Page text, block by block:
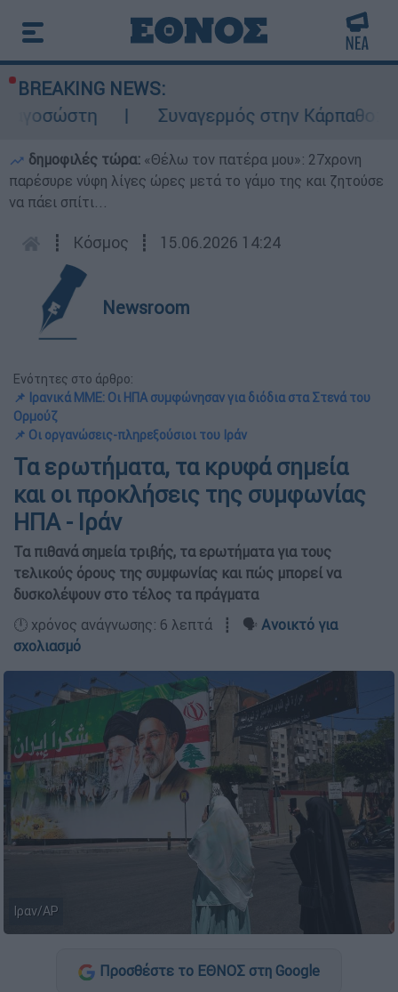
BREAKING NEWS:
Συναγερμός στην Κάρπαθο:
δημοφιλές τώρα: «Θέλω τον πατέρα μου»: 27χρονη
παρέσυρε νύφη λίγες ώρες μετά το γάμο της και ζητούσε
να πάει σπίτι...
┋ Κόσμος ┋ 15.06.2026 14:24
Newsroom
Ενότητες στο άρθρο:
📌 Ιρανικά ΜΜΕ: Οι ΗΠΑ συμφώνησαν για διόδια στα Στενά του
Ορμούζ
📌 Οι οργανώσεις-πληρεξούσιοι του Ιράν
Τα ερωτήματα, τα κρυφά σημεία
και οι προκλήσεις της συμφωνίας
ΗΠΑ - Ιράν
Τα πιθανά σημεία τριβής, τα ερωτήματα για τους
τελικούς όρους της συμφωνίας και πώς μπορεί να
δυσκολέψουν στο τέλος τα πράγματα
🕛 χρόνος ανάγνωσης: 6 λεπτά ┋ 🗣️ Ανοικτό για
σχολιασμό
Ιραν/AP
Προσθέστε το ΕΘΝΟΣ στη Google